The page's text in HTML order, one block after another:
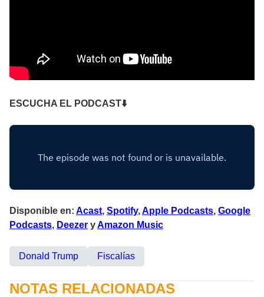
ESCUCHA EL PODCAST⬇
Disponible en: Acast, Spotify,Apple Podcasts, Google
Podcasts, Deezer yAmazon Music
Donald Trump Fiscalías
NOTAS RELACIONADAS